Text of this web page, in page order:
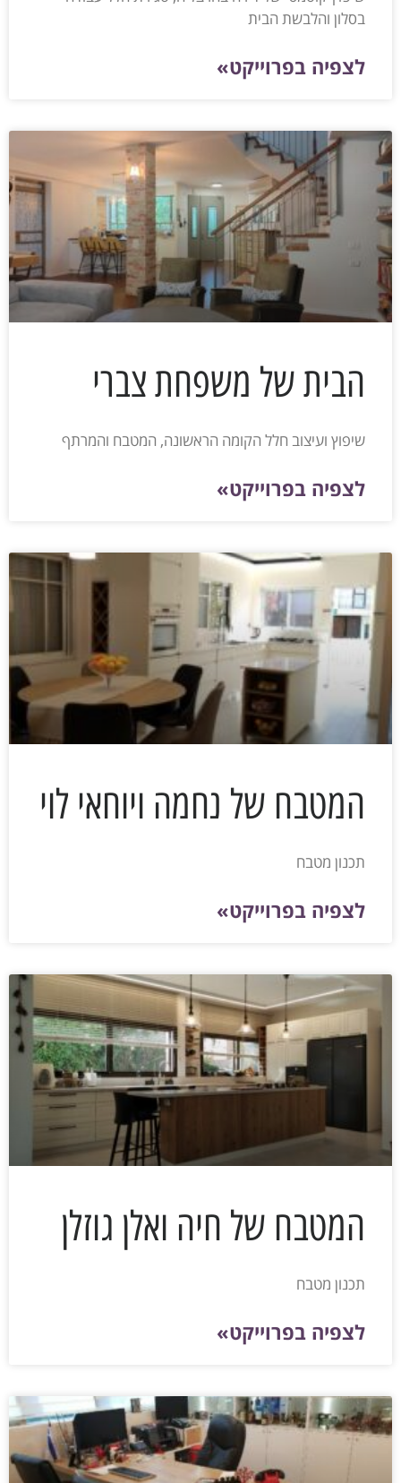
בסלון והלבשת הבית
לצפיה בפרוייקט»
הבית של משפחת צברי
שיפוץ ועיצוב חלל הקומה הראשונה, המטבח והמרתף
לצפיה בפרוייקט»
המטבח של נחמה ויוחאי לוי
תכנון מטבח
לצפיה בפרוייקט»
המטבח של חיה ואלן גוזלן
תכנון מטבח
לצפיה בפרוייקט»